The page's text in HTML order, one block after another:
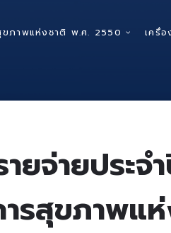
ขภาพแห่งชาติ พ.ศ. 2550 เครื่
ยจ่ายประจ
รสุขภาพแ